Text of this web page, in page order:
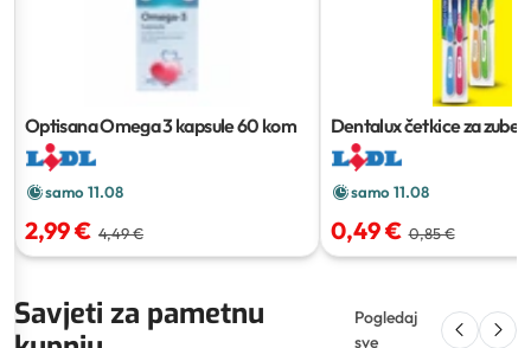
Optisana Omega 3 kapsule60 kom
samo 11.08
2,99 € 4,49 €
Dentalux četkice za zube
kom
samo 11.08
0,49 € 0,85 €
Savjeti za pametnu
Pogledaj
sve